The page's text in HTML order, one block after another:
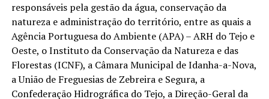
responsáveis pela gestão da água, conservação da
natureza e administração do território, entre as quais a
Agência Portuguesa do Ambiente (APA) – ARH do Tejo e
Oeste, o Instituto da Conservação da Natureza e das
Florestas (ICNF), a Câmara Municipal de Idanha-a-Nova,
a União de Freguesias de Zebreira e Segura, a
Confederação Hidrográfica do Tejo, a Direção-Geral da